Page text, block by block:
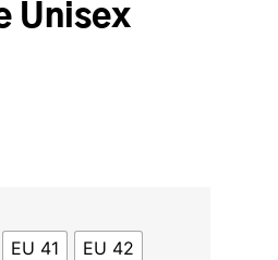
Unisex
EU 41
EU 42